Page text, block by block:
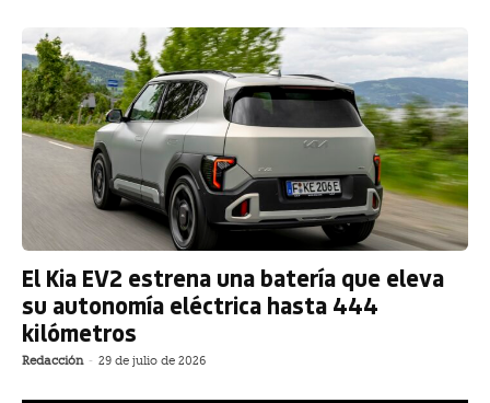
El Kia EV2 estrena una batería que eleva
su autonomía eléctrica hasta 444
kilómetros
Redacción - 29 de julio de 2026